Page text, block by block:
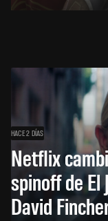
HACE 2 DÍAS
Netflix
spinoff de El
David